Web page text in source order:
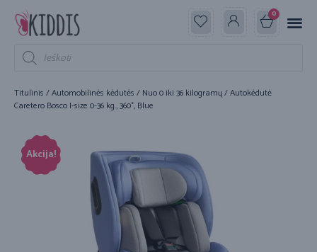
0
Titulinis /Automobilinės kėdutės / Nuo 0 iki 36 kilogramų/ Autokėdutė
Caretero Bosco I-size 0-36 kg., 360°, Blue
Akcija!